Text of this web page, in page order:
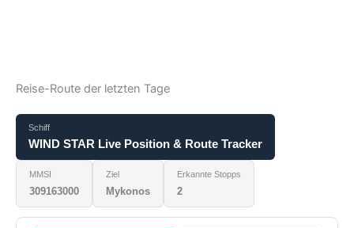
Reise-Route der letzten Tage
Schiff
WIND STAR Live Position & Route Tracker
MMSI
309163000
Ziel
Mykonos
Erkannte Stopps
2